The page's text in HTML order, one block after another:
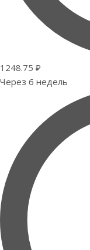
1248.75 ₽
Через 6 недель